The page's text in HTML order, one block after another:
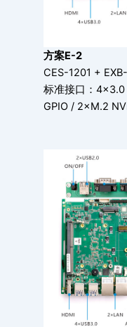
方案E-2
CES-1201 +
标准接口：
GPIO / 2×M.2